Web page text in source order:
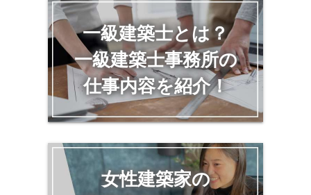
一級建築士とは？
一級建築士事務所の
仕事内容を紹介！
女性建築家の